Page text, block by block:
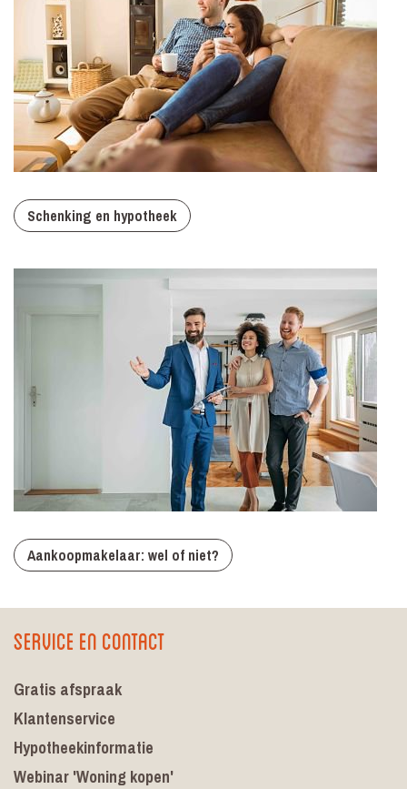
Schenking en hypotheek
Aankoopmakelaar: wel of niet?
Service en contact
Gratis afspraak
Klantenservice
Hypotheekinformatie
Webinar 'Woning kopen'